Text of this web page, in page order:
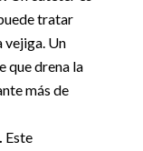
tratar
vejiga. Un
que drena la
más de
Este